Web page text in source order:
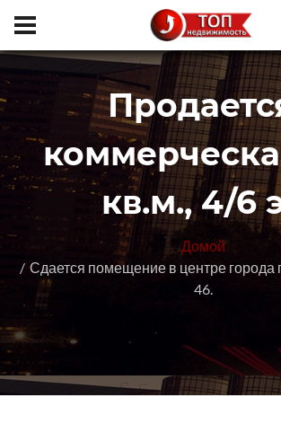
кв.м., 4/6
Домой
Сдается помещение в центре города
46.